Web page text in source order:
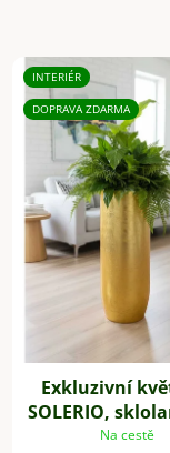
INTERIÉR
DOPRAVA ZDARMA
Exkluzivní
SOLERIO,
výška 80 cm,
Na cestě